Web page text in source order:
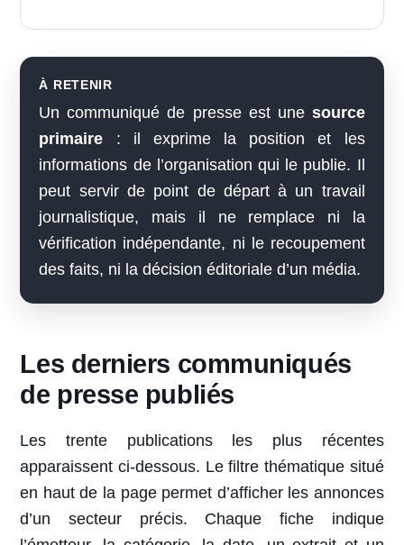
À RETENIR
Un communiqué de presse est une source
primaire : il exprime la position et les
informations de l’organisation qui le publie. Il
peut servir de point de départ à un travail
journalistique, mais il ne remplace ni la
vérification indépendante, ni le recoupement
des faits, ni la décision éditoriale d’un média.
Les derniers communiqués
de presse publiés
Les trente publications les plus récentes
apparaissent ci-dessous. Le filtre thématique situé
en haut de la page permet d’afficher les annonces
d’un secteur précis. Chaque fiche indique